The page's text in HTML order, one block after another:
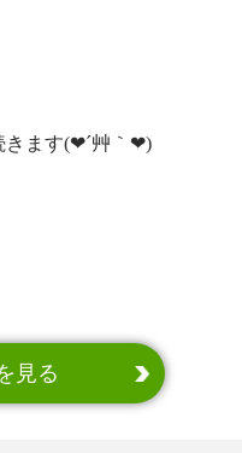
きます(❤´艸｀❤)
見る